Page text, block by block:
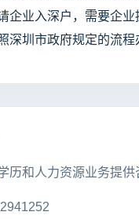
企业入深户，需要企业
深圳市政府规定的流程
历和人力资源业务提供